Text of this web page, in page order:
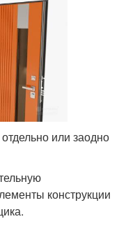
или заодно
конструкции